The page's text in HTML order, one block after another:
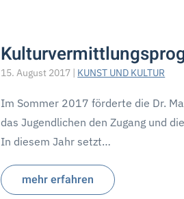
15. August 2017 | KUNST UND KULTUR
Im Sommer 2017 förderte die Dr.
das Jugendlichen den Zugang und
In diesem Jahr setzt…
mehr erfahren